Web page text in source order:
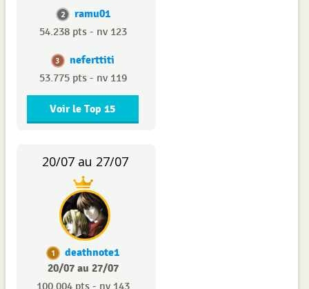
2 ramu01
54.238 pts - nv 123
3 neferttiti
53.775 pts - nv 119
Voir le Top 15
20/07 au 27/07
1
deathnote1
20/07 au 27/07